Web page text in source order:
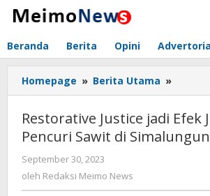
Lewati
Beranda Berita Opini
Homepage » Berita Utama »
Justice
jadi
Efek
Jera
Restorative Justice jadi Efek
Pencuri Sawit di Simalungun
September 30, 2023
Redaksi
oleh Redaksi Meimo News